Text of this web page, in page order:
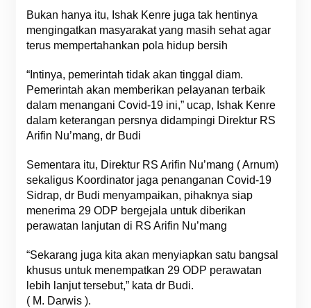
Bukan hanya itu, Ishak Kenre juga tak hentinya
mengingatkan masyarakat yang masih sehat agar
terus mempertahankan pola hidup bersih
“Intinya, pemerintah tidak akan tinggal diam.
Pemerintah akan memberikan pelayanan terbaik
dalam menangani Covid-19 ini,” ucap, Ishak Kenre
dalam keterangan persnya didampingi Direktur RS
Arifin Nu’mang, dr Budi
Sementara itu, Direktur RS Arifin Nu’mang ( Arnum)
sekaligus Koordinator jaga penanganan Covid-19
Sidrap, dr Budi menyampaikan, pihaknya siap
menerima 29 ODP bergejala untuk diberikan
perawatan lanjutan di RS Arifin Nu’mang
“Sekarang juga kita akan menyiapkan satu bangsal
khusus untuk menempatkan 29 ODP perawatan
lebih lanjut tersebut,” kata dr Budi.
( M. Darwis ).